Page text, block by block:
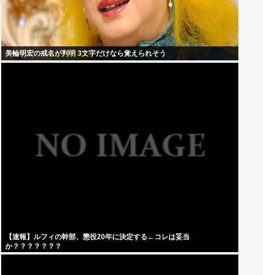
美輪明宏の戒名が判明 3文字だけなら覚えられそう
【速報】ルフィの幹部、懲役20年に決定する←コレは妥当
か？？？？？？？